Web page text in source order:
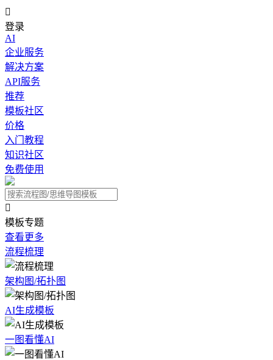

登录
AI
企业服务
解决方案
API服务
推荐
模板社区
价格
入门教程
知识社区
免费使用

模板专题
查看更多
流程梳理
架构图/拓扑图
AI生成模板
一图看懂AI